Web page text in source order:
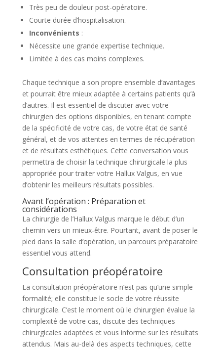
Très peu de douleur post-opératoire.
Courte durée d’hospitalisation.
Inconvénients :
Nécessite une grande expertise technique.
Limitée à des cas moins complexes.
Chaque technique a son propre ensemble d’avantages
et pourrait être mieux adaptée à certains patients qu’à
d’autres. Il est essentiel de discuter avec votre
chirurgien des options disponibles, en tenant compte
de la spécificité de votre cas, de votre état de santé
général, et de vos attentes en termes de récupération
et de résultats esthétiques. Cette conversation vous
permettra de choisir la technique chirurgicale la plus
appropriée pour traiter votre Hallux Valgus, en vue
d’obtenir les meilleurs résultats possibles.
Avant l’opération : Préparation et
considérations
La chirurgie de l’Hallux Valgus marque le début d’un
chemin vers un mieux-être. Pourtant, avant de poser le
pied dans la salle d’opération, un parcours préparatoire
essentiel vous attend.
Consultation préopératoire
La consultation préopératoire n’est pas qu’une simple
formalité; elle constitue le socle de votre réussite
chirurgicale. C’est le moment où le chirurgien évalue la
complexité de votre cas, discute des techniques
chirurgicales adaptées et vous informe sur les résultats
attendus. Mais au-delà des aspects techniques, cette